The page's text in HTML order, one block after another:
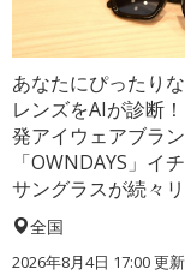
あなたにぴったり
レンズをAIが診断
発アイウェアブラ
「OWNDAYS」イ
サングラスが続々
全国
2026年8月4日 17:00更新